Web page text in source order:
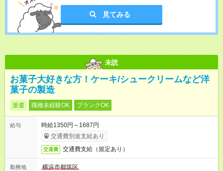
見てみる
未読
お菓子大好きな方！ケーキ/シュークリームなど洋
菓子の製造
派遣 職種未経験OK ブランクOK
給与
時給1350円～1687円
交通費別途支給あり
交通費 交通費支給（規定あり）
勤務地
横浜市都筑区